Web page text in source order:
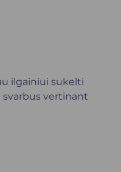
ilgainiui sukelti
svarbus vertinant